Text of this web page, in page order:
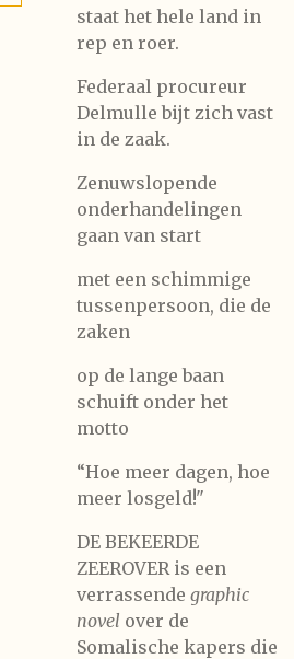
staat het hele land in
rep en roer.
Federaal procureur
Delmulle bijt zich vast
in de zaak.
Zenuwslopende
onderhandelingen
gaan van start
met een schimmige
tussenpersoon, die de
zaken
op de lange baan
schuift onder het
motto
“Hoe meer dagen, hoe
meer losgeld!"
DE BEKEERDE
ZEEROVER is een
verrassende graphic
novel over de
Somalische kapers die